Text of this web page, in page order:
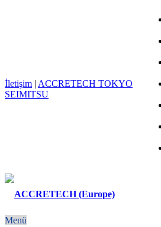
İletişim | ACCRETECH TOKYO
SEIMITSU
Menü